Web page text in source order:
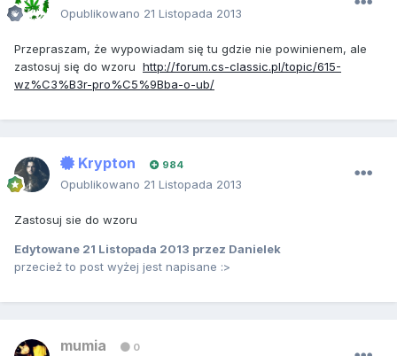
Opublikowano 21 Listopada 2013
Przepraszam, że wypowiadam się tu gdzie nie powinienem, ale
zastosuj się do wzoru http://forum.cs-classic.pl/topic/615-
wz%C3%B3r-pro%C5%9Bba-o-ub/
Krypton 984
Opublikowano 21 Listopada 2013
Zastosuj sie do wzoru
Edytowane 21 Listopada 2013 przez Danielek
przecież to post wyżej jest napisane :>
mumia 0